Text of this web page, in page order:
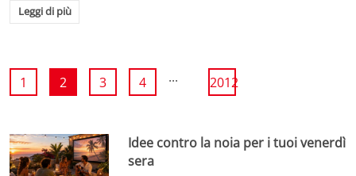
Leggi di più
1 2 3 4 ... 2012
Idee contro la noia per i tuoi venerdì
sera